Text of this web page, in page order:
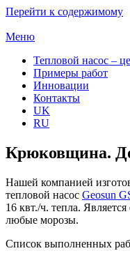
Перейти к содержимому
Меню
Тепловой насос –
Примеры работ
Инновации
Контакты
UK
RU
Крюковщина.
Нашей компанией
тепловой насос Geosun
16 квт./ч. тепла.
любые морозы.
Список выполненных